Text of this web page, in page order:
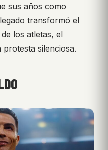
sus años como
transformó el
los atletas, el
silenciosa.